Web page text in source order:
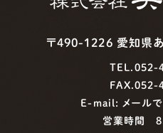
〒490-1226 愛知県
TEL.052-
FAX.052-
E-mail: メール
営業時間